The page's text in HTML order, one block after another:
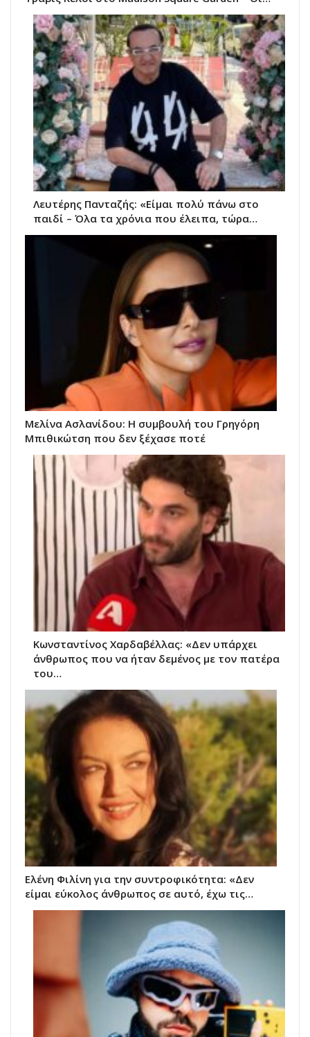
Λευτέρης Πανταζής: «Είμαι πολύ πάνω στο
παιδί – Όλα τα χρόνια που έλειπα, τώρα…
Μελίνα Ασλανίδου: Η συμβουλή του Γρηγόρη
Μπιθικώτση που δεν ξέχασε ποτέ
Κωνσταντίνος Χαρδαβέλλας: «Δεν υπάρχει
άνθρωπος που να ήταν δεμένος με τον πατέρα
του…
Ελένη Φιλίνη για την συντροφικότητα: «Δεν
είμαι εύκολος άνθρωπος σε αυτό, έχω τις…